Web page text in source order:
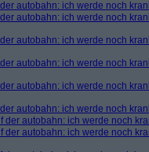
autobahn: ich werde noch
autobahn: ich werde noch
autobahn: ich werde noch
autobahn: ich werde noch
autobahn: ich werde noch
autobahn: ich werde noch
der autobahn: ich werde noch
der autobahn: ich werde noch